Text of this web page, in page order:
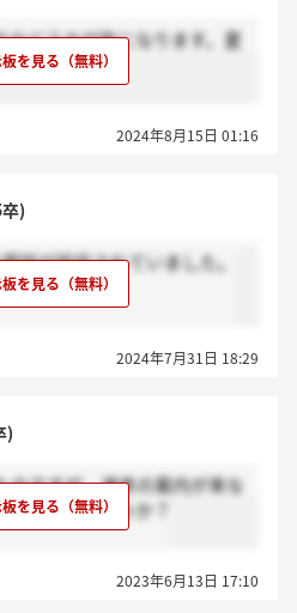
かどうかが気になります。夏
2024年8月15日 01:16
)
談が設定されていました。
2024年7月31日 18:29
)
のですが、選考の案内が来な
なのでしょうか？
2023年6月13日 17:10